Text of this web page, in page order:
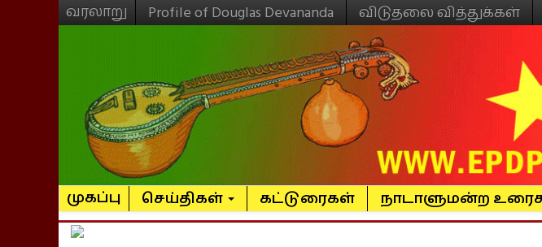
வரலாறு Profile of Douglas Devananda விடுதலை வித்துக்கள்
முகப்பு செய்திகள் கட்டுரைகள் நாடாளுமன்ற